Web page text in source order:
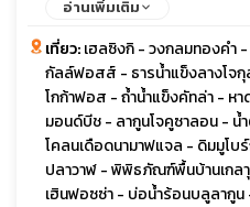
อ่านเพิ่มเติม
เที่ยว:เฮลซิงกิ - วงกลมทองคำ
กัลล์ฟอสส์ - ธารน้ำแข็งลางโจ
โกก้าฟอส - ถ้ำน้ำแข็งคัทล่า - ห
มอนด์บีช - ลากูนโจคูซาลอน - น้
โคลนเดือดนามาฟแจล - ดิมมูโ
ปลาวาฬ - พิพิธภัณฑ์พื้นบ้านเกล
เฮินฟอซซ่า - บ่อน้ำร้อนบลูลากู